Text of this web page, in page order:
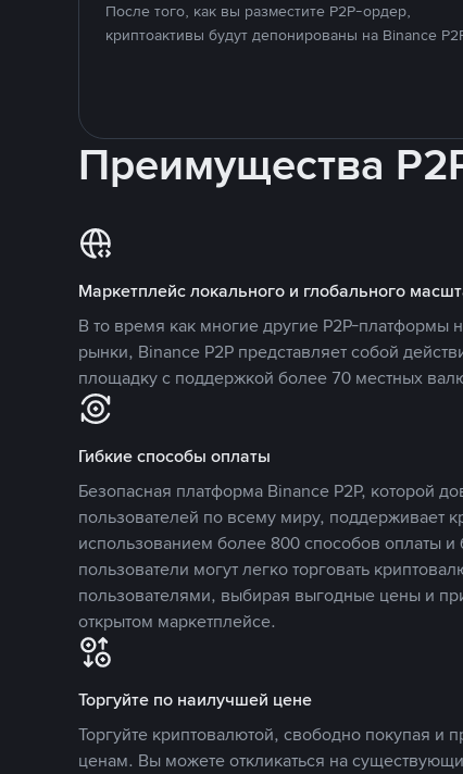
После того, как вы разместите P2P-ордер,
криптоактивы будут депонированы на Binance
Преимущества
Маркетплейс локального и глобального
В то время как многие другие P2P-платформы
рынки, Binance P2P представляет собой
площадку с поддержкой более 70 местных
Гибкие способы оплаты
Безопасная платформа Binance P2P, которой
пользователей по всему миру, поддерживает
использованием более 800 способов оплаты
пользователи могут легко торговать
пользователями, выбирая выгодные цены и
открытом маркетплейсе.
Торгуйте по наилучшей цене
Торгуйте криптовалютой, свободно покупая и
ценам. Вы можете откликаться на